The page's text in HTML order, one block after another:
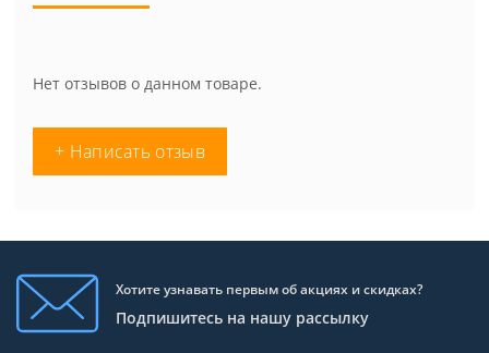
Нет отзывов о данном товаре.
+ Написать отзыв
Хотите узнавать первым об акциях и скидках?
Подпишитесь на нашу рассылку